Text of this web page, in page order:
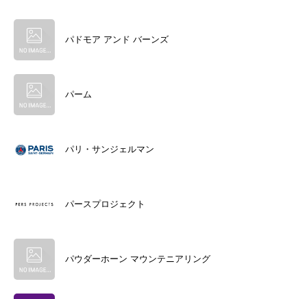
パドモア アンド バーンズ
パーム
パリ・サンジェルマン
パースプロジェクト
パウダーホーン マウンテニアリング